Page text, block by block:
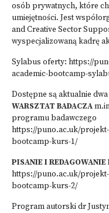
osób prywatnych, które
umiejętności. Jest
and Creative Sector
wyspecjalizowaną kadrę
Sylabus oferty: https://
academic-bootcamp-
Dostępne są aktualnie
WARSZTAT BADACZA
programu badawczego
https://puno.ac.uk/
bootcamp-kurs-1/
PISANIE I REDAGOWANIE
https://puno.ac.uk/
bootcamp-kurs-2/
Program autorski dr